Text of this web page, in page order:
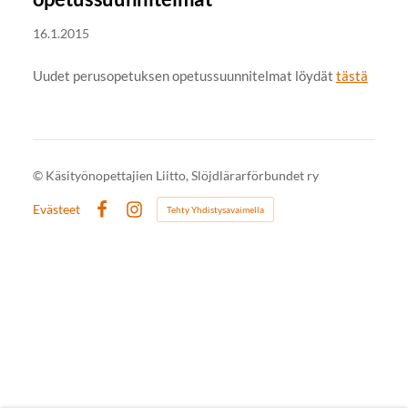
16.1.2015
Uudet perusopetuksen opetussuunnitelmat löydät tästä
© Käsityönopettajien Liitto, Slöjdlärarförbundet ry
Evästeet
Instagram
Tehty Yhdistysavaimella